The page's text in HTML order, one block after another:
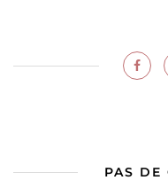
PAS DE